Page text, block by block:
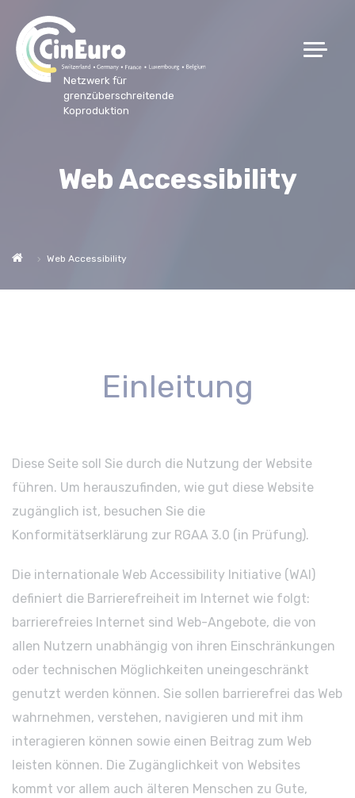
Netzwerk für
grenzüberschreitende
Koproduktion
Web Accessibility
Web Accessibility
Einleitung
Diese Seite soll Sie durch die Nutzung der Website
führen. Um herauszufinden, wie gut diese Website
zugänglich ist, besuchen Sie die
Konformitätserklärung zur RGAA 3.0 (in Prüfung).
Die internationale Web Accessibility Initiative (WAI)
definiert die Barrierefreiheit im Internet wie folgt:
barrierefreies Internet sind Web-Angebote, die von
allen Nutzern unabhängig von ihren Einschränkungen
oder technischen Möglichkeiten uneingeschränkt
genutzt werden können. Sie sollen barrierefrei das Web
wahrnehmen, verstehen, navigieren und mit ihm
interagieren können sowie einen Beitrag zum Web
leisten können. Die Zugänglichkeit von Websites
kommt vor allem auch älteren Menschen zu Gute,